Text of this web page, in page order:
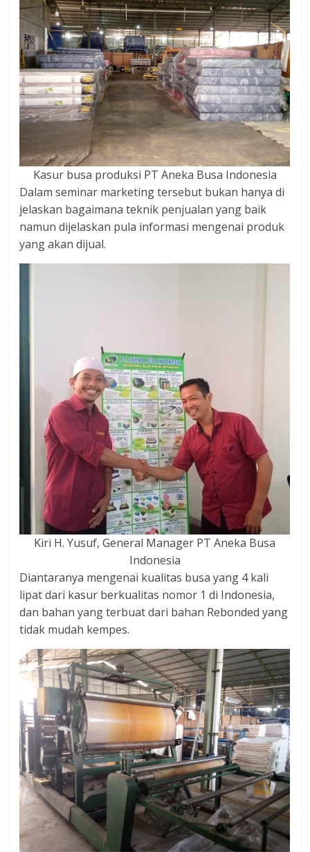
Kasur busa produksi PT Aneka Busa Indonesia
Dalam seminar marketing tersebut bukan hanya di
jelaskan bagaimana teknik penjualan yang baik
namun dijelaskan pula informasi mengenai produk
yang akan dijual.
Kiri H. Yusuf, General Manager PT Aneka Busa
Indonesia
Diantaranya mengenai kualitas busa yang 4 kali
lipat dari kasur berkualitas nomor 1 di Indonesia,
dan bahan yang terbuat dari bahan Rebonded yang
tidak mudah kempes.